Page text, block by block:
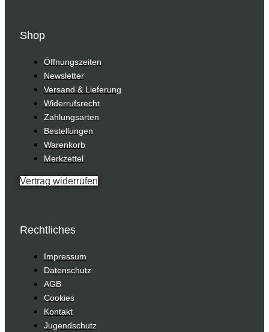
Shop
Öffnungszeiten
Newsletter
Versand & Lieferung
Widerrufsrecht
Zahlungsarten
Bestellungen
Warenkorb
Merkzettel
Vertrag widerrufen
Rechtliches
Impressum
Datenschutz
AGB
Cookies
Kontakt
Jugendschutz